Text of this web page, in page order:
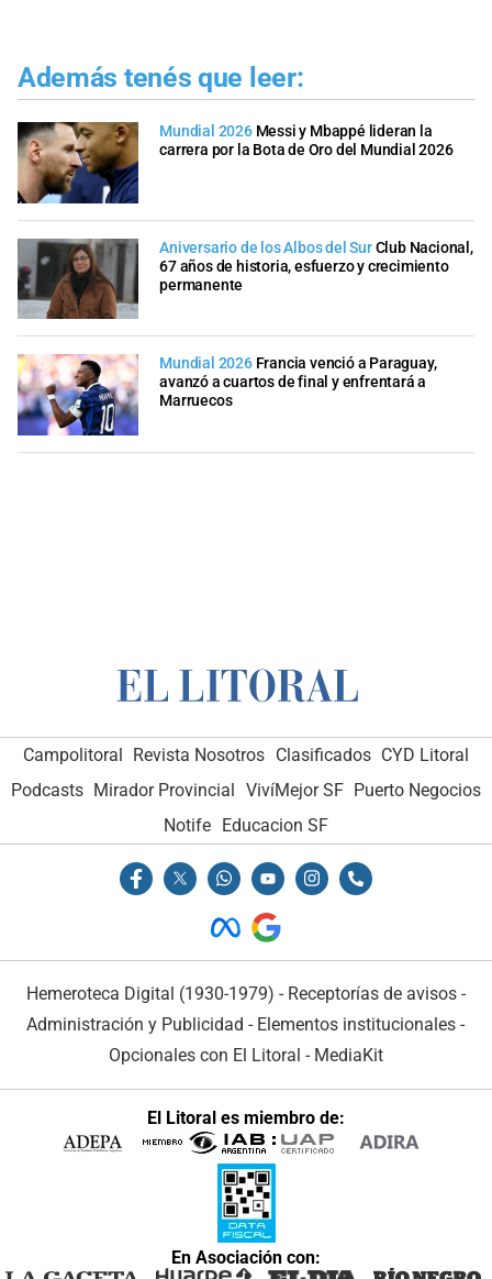
Además tenés que leer:
Mundial 2026 Messi y Mbappé lideran la
carrera por la Bota de Oro del Mundial 2026
Aniversario de los Albos del SurClub Nacional,
67 años de historia, esfuerzo y crecimiento
permanente
Mundial 2026 Francia venció a Paraguay,
avanzó a cuartos de final y enfrentará a
Marruecos
Campolitoral Revista Nosotros Clasificados CYD Litoral
Podcasts Mirador Provincial VivíMejor SF Puerto Negocios
Notife Educacion SF
Hemeroteca Digital (1930-1979) - Receptorías de avisos -
Administración y Publicidad - Elementos institucionales -
Opcionales con El Litoral - MediaKit
El Litoral es miembro de:
En Asociación con: